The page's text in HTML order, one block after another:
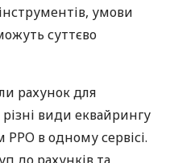
умови
суттєво
рахунок для
види еквайрингу
РРО в одному сервісі.